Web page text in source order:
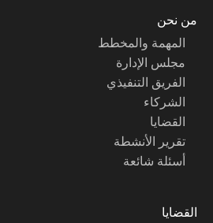
من نحن
المهمة والمخطط
مجلس الإدارة
الفريق التنفيذي
الشركاء
القضايا
تقرير الأنشطة
أسئلة شائعة
القضايا